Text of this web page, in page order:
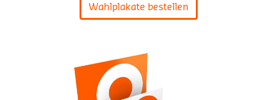
Wahlplakate bestellen